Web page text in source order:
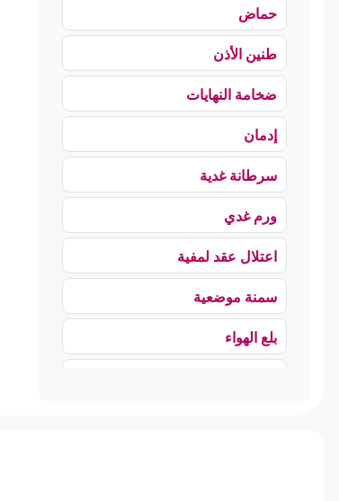
حماض
طنين الأذن
ضخامة النهايات
إدمان
سرطانة غدية
ورم غدي
اعتلال عقد لمفية
سمنة موضعية
بلع الهواء